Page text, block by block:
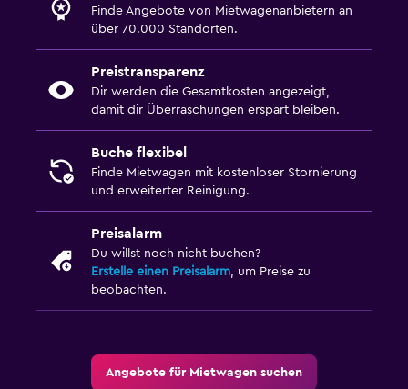
Finde Angebote von Mietwagenanbietern an
über 70.000 Standorten.
Preistransparenz
Dir werden die Gesamtkosten angezeigt,
damit dir Überraschungen erspart bleiben.
Buche flexibel
Finde Mietwagen mit kostenloser Stornierung
und erweiterter Reinigung.
Preisalarm
Du willst noch nicht buchen?
Erstelle einen Preisalarm, um Preise zu
beobachten.
Angebote für Mietwagen suchen